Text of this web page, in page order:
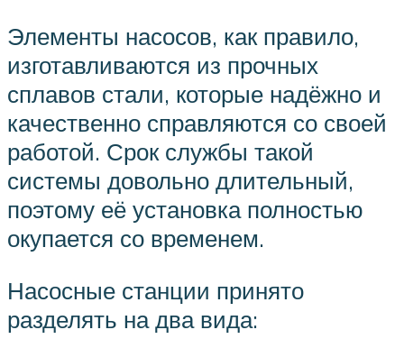
Элементы насосов, как правило,
изготавливаются из прочных
сплавов стали, которые надёжно и
качественно справляются со своей
работой. Срок службы такой
системы довольно длительный,
поэтому её установка полностью
окупается со временем.
Насосные станции принято
разделять на два вида: